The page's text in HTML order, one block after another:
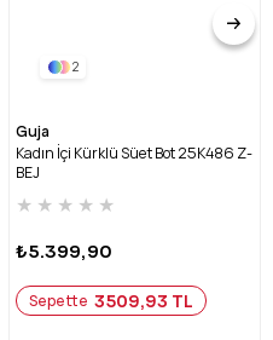
2
Guja
Kadın İçi Kürklü Süet Bot 25K486 Z-
BEJ
★ ★ ★ ★ ★
₺5.399,90
Sepette 3509,93 TL